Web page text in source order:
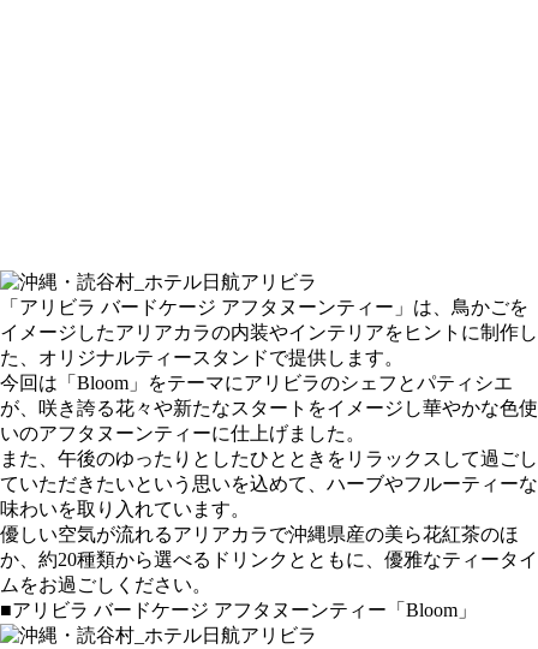
「アリビラ バードケージ アフタヌーンティー」は、鳥かごを
イメージしたアリアカラの内装やインテリアをヒントに制作し
た、オリジナルティースタンドで提供します。
今回は「Bloom」をテーマにアリビラのシェフとパティシエ
が、咲き誇る花々や新たなスタートをイメージし華やかな色使
いのアフタヌーンティーに仕上げました。
また、午後のゆったりとしたひとときをリラックスして過ごし
ていただきたいという思いを込めて、ハーブやフルーティーな
味わいを取り入れています。
優しい空気が流れるアリアカラで沖縄県産の美ら花紅茶のほ
か、約20種類から選べるドリンクとともに、優雅なティータイ
ムをお過ごしください。
■アリビラ バードケージ アフタヌーンティー「Bloom」